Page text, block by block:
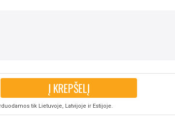
Į KREPŠELĮ
tik Lietuvoje, Latvijoje ir Estijoje.